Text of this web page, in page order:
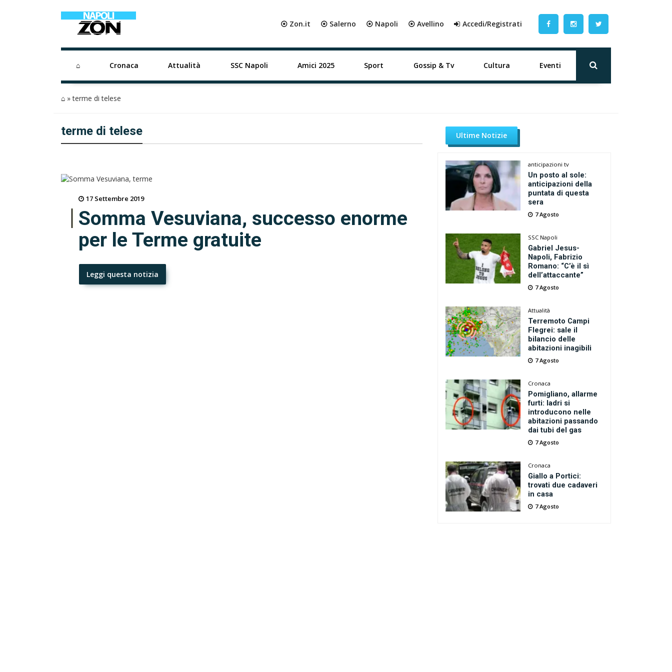
⦿ Zon.it ⦿ Salerno ⦿ Napoli ⦿ Avellino Accedi/Registrati
⌂ Cronaca Attualità SSC Napoli Amici 2025 Sport Gossip & Tv Cultura Eventi
⌂ »terme di telese
terme di telese
17 Settembre 2019
Somma Vesuviana, successo enorme
per le Terme gratuite
Leggi questa notizia
Ultime Notizie
anticipazioni tv
Un posto al sole:
anticipazioni della
puntata di questa
sera
7 Agosto
SSC Napoli
Gabriel Jesus-
Napoli, Fabrizio
Romano: “C’è il sì
dell’attaccante”
7 Agosto
Attualità
Terremoto Campi
Flegrei: sale il
bilancio delle
abitazioni inagibili
7 Agosto
Cronaca
Pomigliano, allarme
furti: ladri si
introducono nelle
abitazioni passando
dai tubi del gas
7 Agosto
Cronaca
Giallo a Portici:
trovati due cadaveri
in casa
7 Agosto